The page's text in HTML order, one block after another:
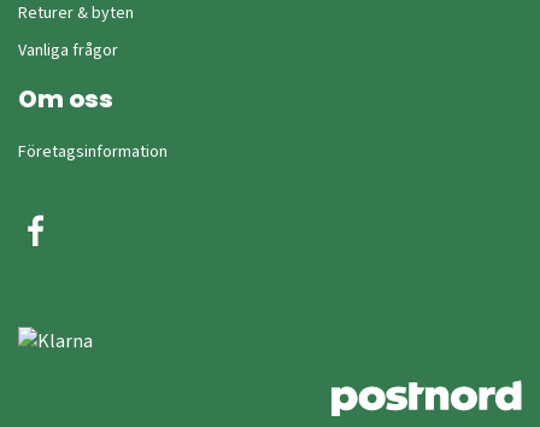
Returer & byten
Vanliga frågor
Om oss
Företagsinformation